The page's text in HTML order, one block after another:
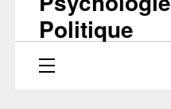
Politique